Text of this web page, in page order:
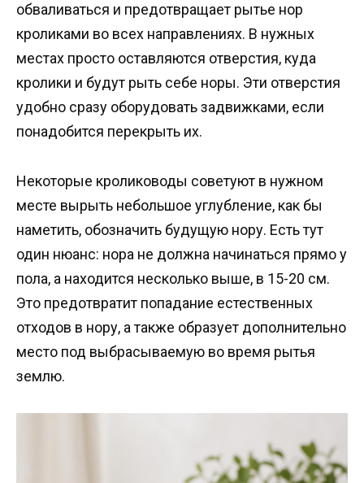
обваливаться и предотвращает рытье нор
кроликами во всех направлениях. В нужных
местах просто оставляются отверстия, куда
кролики и будут рыть себе норы. Эти отверстия
удобно сразу оборудовать задвижками, если
понадобится перекрыть их.
Некоторые кролиководы советуют в нужном
месте вырыть небольшое углубление, как бы
наметить, обозначить будущую нору. Есть тут
один нюанс: нора не должна начинаться прямо у
пола, а находится несколько выше, в 15-20 см.
Это предотвратит попадание естественных
отходов в нору, а также образует дополнительно
место под выбрасываемую во время рытья
землю.